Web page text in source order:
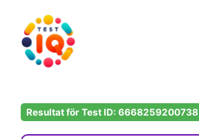
innehåll
Resultat för Test ID: 6668259200738